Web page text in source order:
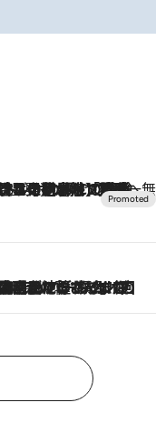
ート】唯一無二。癒しと発見が待つ場所へ
の香りに包まれて涼感マックス！約13℃の湧水かけ流しを避暑地「星野温泉 トンボの湯」で体験
勝手に再ブーム
、ラッパー顔負けの高速歌唱まで…さだまさし（74）のアグレッシブすぎる現在地